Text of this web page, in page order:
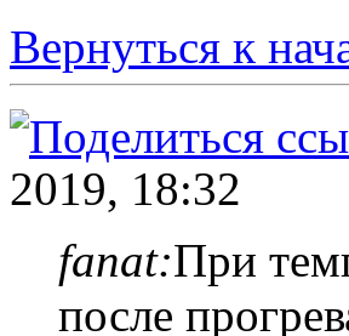
Вернуться к
2019, 18:32
fanat:При
после